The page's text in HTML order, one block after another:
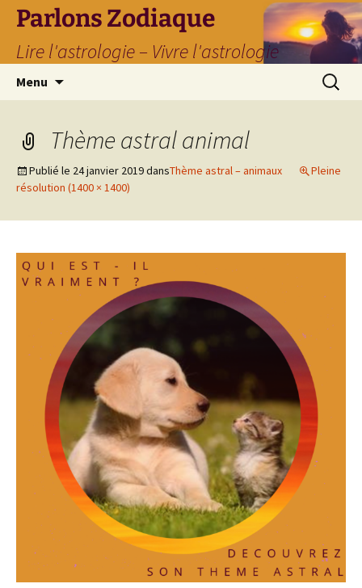
Parlons Zodiaque
Lire l'astrologie – Vivre l'astrologie
Menu
Thème astral animal
Publié le 24 janvier 2019dansThème astral – animaux
Pleine
résolution (1400 × 1400)